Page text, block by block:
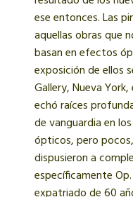
ese entonces. Las
aquellas obras que
basan en efectos
exposición de ellos
Gallery, Nueva
echó raíces
de vanguardia en
ópticos, pero
dispusieron a
específicamente
expatriado de 60